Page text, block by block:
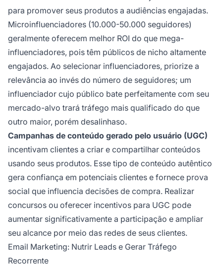
para promover seus produtos a audiências engajadas.
Microinfluenciadores (10.000-50.000 seguidores)
geralmente oferecem melhor ROI do que mega-
influenciadores, pois têm públicos de nicho altamente
engajados. Ao selecionar influenciadores, priorize a
relevância ao invés do número de seguidores; um
influenciador cujo público bate perfeitamente com seu
mercado-alvo trará tráfego mais qualificado do que
outro maior, porém desalinhaso.
Campanhas de conteúdo gerado pelo usuário (UGC)
incentivam clientes a criar e compartilhar conteúdos
usando seus produtos. Esse tipo de conteúdo autêntico
gera confiança em potenciais clientes e fornece prova
social que influencia decisões de compra. Realizar
concursos ou oferecer incentivos para UGC pode
aumentar significativamente a participação e ampliar
seu alcance por meio das redes de seus clientes.
Email Marketing: Nutrir Leads e Gerar Tráfego
Recorrente